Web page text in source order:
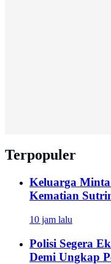
Terpopuler
Keluarga
Kematian
10 jam lalu
Polisi Segera
Demi Ungkap